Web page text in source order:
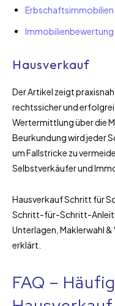
Erbschaftsimmobilien
Hausverkauf
Der Artikel zeigt
rechtssicher und
Wertermittlung über die
Beurkundung wird jeder
um Fallstricke zu
Selbstverkäufer und
Hausverkauf Schritt für
Schritt-für-Schritt-
Unterlagen, Maklerwahl
erklärt.
FAQ –